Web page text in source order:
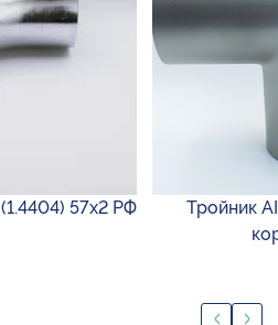
57х2 РФ
Тройник